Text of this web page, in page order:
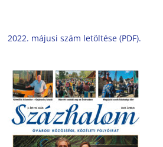
2022. májusi szám letöltése (PDF).